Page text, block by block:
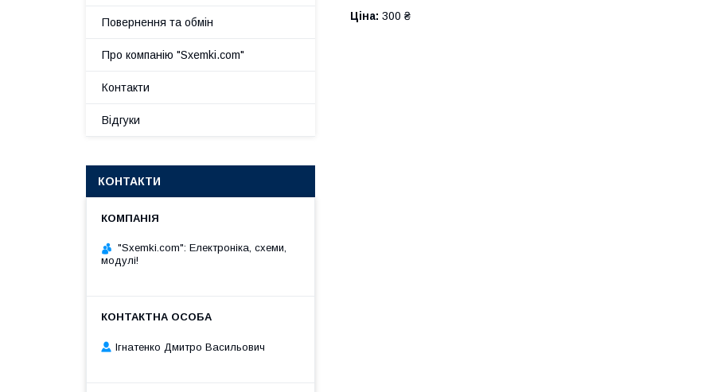
Ціна: 300 ₴
Повернення та обмін
Про компанію "Sxemki.com"
Контакти
Відгуки
КОНТАКТИ
"Sxemki.com": Електроніка, схеми,
модулі!
Ігнатенко Дмитро Васильович